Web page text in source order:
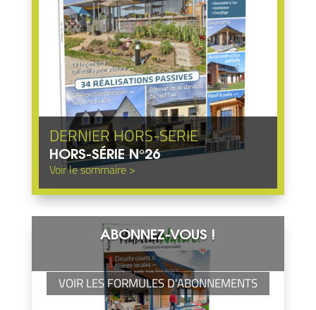
HORS-SÉRIE N°26
ABONNEZ-VOUS !
VOIR LES FORMULES D'ABONNEMENTS